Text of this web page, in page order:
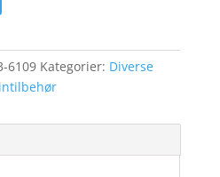
6109 Kategorier: Diverse